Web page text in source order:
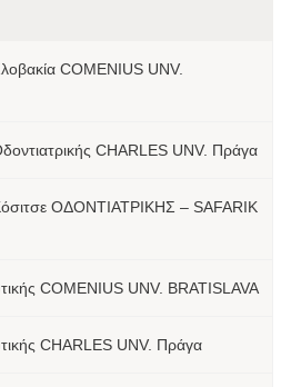
COMENIUS UNV.
CHARLES UNV. Πράγα
ΟΔΟΝΤΙΑΤΡΙΚΗΣ – SAFARIK
COMENIUS UNV. BRATISLAVA
CHARLES UNV. Πράγα